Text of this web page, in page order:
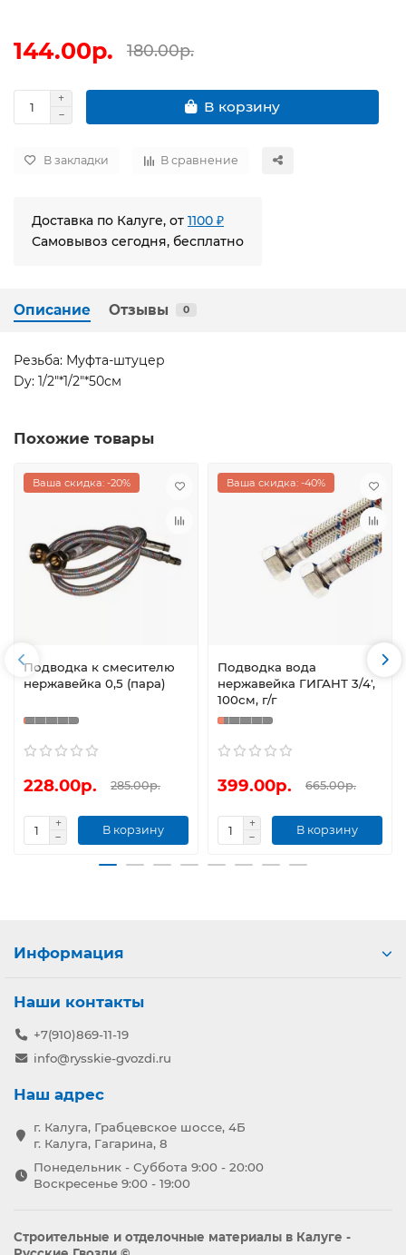
144.00р. 180.00р.
В корзину
В закладки В сравнение
Доставка по Калуге, от 1100 ₽
Самовывоз сегодня, бесплатно
Описание Отзывы 0
Резьба: Муфта-штуцер
Dy: 1/2"*1/2"*50см
Похожие товары
Ваша скидка: -20%
Подводка к смесителю
нержавейка 0,5 (пара)
228.00р. 285.00р.
В корзину
Ваша скидка: -40%
Подводка вода
нержавейка ГИГАНТ 3/4',
100см, г/г
399.00р. 665.00р.
В корзину
Информация
Наши контакты
+7(910)869-11-19
info@rysskie-gvozdi.ru
Наш адрес
г. Калуга, Грабцевское шоссе, 4Б
г. Калуга, Гагарина, 8
Понедельник - Суббота 9:00 - 20:00
Воскресенье 9:00 - 19:00
Строительные и отделочные материалы в Калуге -